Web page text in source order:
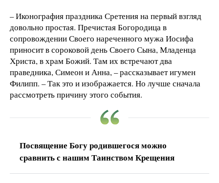
– Иконография праздника Сретения на первый взгляд
довольно простая. Пречистая Богородица в
сопровождении Своего нареченного мужа Иосифа
приносит в сороковой день Своего Сына, Младенца
Христа, в храм Божий. Там их встречают два
праведника, Симеон и Анна, – рассказывает игумен
Филипп. – Так это и изображается. Но лучше сначала
рассмотреть причину этого события.
Посвящение Богу родившегося можно
сравнить с нашим Таинством Крещения